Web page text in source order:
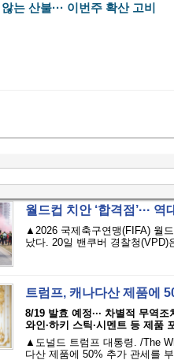
는 산불··· 이번주 확산 고비
월드컵 치안 ‘합격점’···
▲2026 국제축구연맹(FIFA) 월
났다. 20일 밴쿠버 경찰청
트럼프, 캐나다산 제품에
8/19 발효 예정··· 차별적 무역조
와인·하키 스틱·시멘트 등 제품
▲도널드 트럼프 대통령. /The
다산 제품에 50% 추가 관세를